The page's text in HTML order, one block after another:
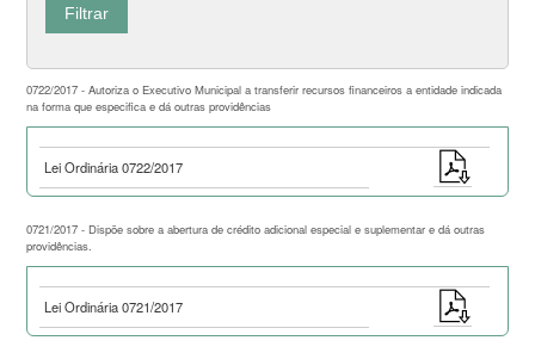
0722/2017 - Autoriza o Executivo Municipal a transferir recursos financeiros a entidade indicada
na forma que especifica e dá outras providências
Lei Ordinária 0722/2017
0721/2017 - Dispõe sobre a abertura de crédito adicional especial e suplementar e dá outras
providências.
Lei Ordinária 0721/2017